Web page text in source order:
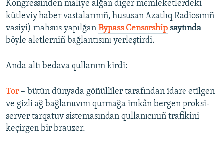
Kongressinden maliye alğan diger memleketlerdeki
kütleviy haber vastalarınıñ, hususan Azatlıq Radiosınıñ
vasiyi) mahsus yapılğan Bypass Censorship saytında
böyle aletlerniñ bağlantısını yerleştirdi.
Anda altı bedava qullanım kirdi:
Tor – bütün dünyada göñülliler tarafından idare etilgen
ve gizli ağ bağlanuvını qurmağa imkân bergen proksi-
server tarqatuv sistemasından qullanıcınıñ trafikini
keçirgen bir brauzer.